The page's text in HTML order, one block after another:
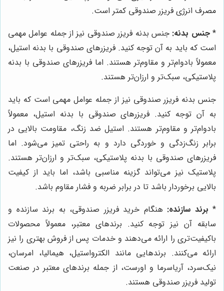
مصرف انرژی فریزر صندوقی کمتر است.
*جنس بدنه: جنس بدنه فریزر صندوقی نیز از جمله عوامل مهمی
است که باید به آن توجه کنید. فریزرهای صندوقی با بدنه استیل،
معمولاً بادوام‌تر و مقاوم‌تر هستند. اما فریزرهای صندوقی با بدنه
پلاستیکی، سبک‌تر و ارزان‌تر هستند.
جنس بدنه فریزر صندوقی نیز از جمله عوامل مهمی است که باید
به آن توجه کنید. فریزرهای صندوقی با بدنه استیل، معمولاً
بادوام‌تر و مقاوم‌تر هستند. استیل ضد زنگ، مقاومت بالایی در
برابر زنگ‌زدگی و خوردگی دارد و به راحتی تمیز می‌شود. اما
فریزرهای صندوقی با بدنه پلاستیکی، سبک‌تر و ارزان‌تر هستند.
پلاستیک نیز می‌تواند گزینه مناسبی باشد، اما باید از کیفیت
بالایی برخوردار باشد تا در برابر ضربه و فشار مقاوم باشد.
* برند سازنده: هنگام خرید فریزر صندوقی، به برند سازنده و
سابقه آن نیز توجه کنید. برندهای معتبر، معمولاً محصولات
باکیفیت‌تری را ارائه می‌دهند و خدمات پس از فروش بهتری را نیز
ارائه می‌کنند. برندهایی مانند الکترواستیل، هیمالیا، امرسان،
نیک‌سرد، آریاسرما و اورست، از جمله برندهای معتبر در صنعت
تولید فریزر صندوقی هستند.